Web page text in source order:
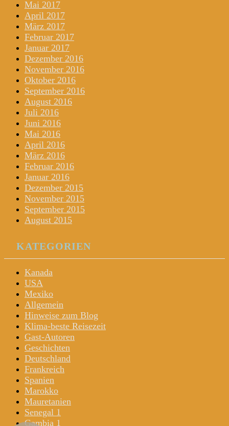
Mai 2017
April 2017
März 2017
Februar 2017
Januar 2017
Dezember 2016
November 2016
Oktober 2016
September 2016
August 2016
Juli 2016
Juni 2016
Mai 2016
April 2016
März 2016
Februar 2016
Januar 2016
Dezember 2015
November 2015
September 2015
August 2015
KATEGORIEN
Kanada
USA
Mexiko
Allgemein
Hinweise zum Blog
Klima-beste Reisezeit
Gast-Autoren
Geschichten
Deutschland
Frankreich
Spanien
Marokko
Mauretanien
Senegal 1
Gambia 1